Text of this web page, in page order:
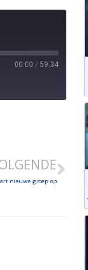
00:00 / 59:34
nieuwe groep op